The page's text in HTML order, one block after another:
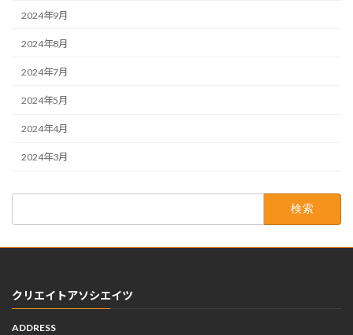
2024年9月
2024年8月
2024年7月
2024年5月
2024年4月
2024年3月
クリエイトアソシエイツ
ADDRESS